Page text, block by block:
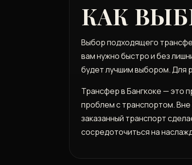
КАК
Выбор подходящего
вам нужно быстро и без
будет лучшим выбором. Для
Трансфер в Бангкоке — это
проблем с транспортом. Вне
заказанный транспорт
сосредоточиться на